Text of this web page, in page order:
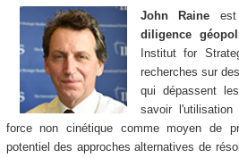
John Raine est
diligence
Institut for
recherches sur
qui dépassent
savoir
force non cinétique comme moyen de
potentiel des approches alternatives de